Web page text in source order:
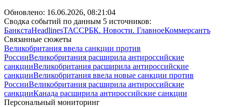
Обновлено: 16.06.2026, 08:21:04
Сводка событий по данным 5 источников:
БанкстаHeadlinesТАССРБК. Новости. ГлавноеКоммерсантъ
Связанные сюжеты
Великобритания ввела санкции против
РоссииВеликобритания расширила антироссийские
санкцииВеликобритания расширила антироссийские
санкцииВеликобритания ввела новые санкции против
РоссииВеликобритания расширила антироссийские
санкцииКанада расширила антироссийские санкции
Персональный мониторинг